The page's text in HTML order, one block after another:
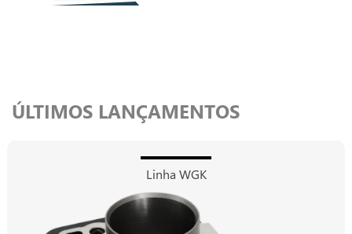
ÚLTIMOS LANÇAMENTOS
Linha WGK